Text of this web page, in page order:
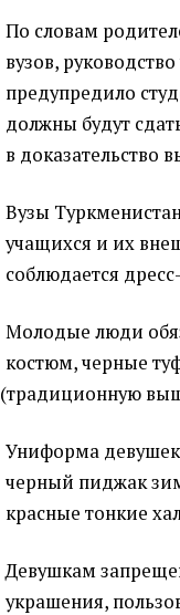
По словам
вузов,
предупредило
должны будут
в доказательство
Вузы
учащихся и их
соблюдается
Молодые люди
костюм, черные
(традиционную
Униформа девушек
черный пиджак
красные тонкие
Девушкам
украшения,